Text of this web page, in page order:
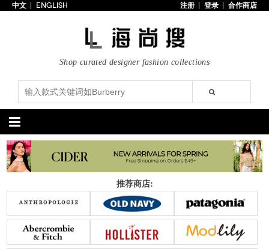
专辑
博客
上线新款
100美元以下
分类精选
包袋
手提包
手拿包
购物包
肩挎包
斜挎包
背包
上架新款
$100以下
$200以下
折扣
鞋履
高跟鞋
凉鞋
靴子
楔形鞋
平底鞋
休闲鞋
上架新款
$100以下
$200以下
折扣
中文 ENGLISH 注册 登录 合作商店
Shop curated designer fashion collections
推荐商店: